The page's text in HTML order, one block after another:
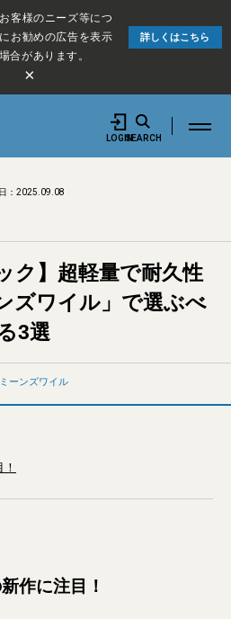
客様のニーズ等につ
お勧めの広告を表示
合があります。
詳しくはこちら
×
LOGINSEARCH
：2025.09.08
ク】超軽量で耐久性
ズワイル」で選ぶべ
3選
ミーンズワイル
作に注目！